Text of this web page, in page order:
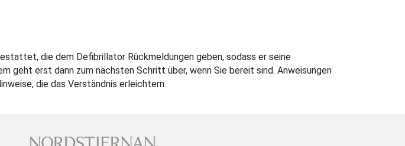
die dem Defibrillator Rückmeldungen geben, sodass er seine
geht erst dann zum nächsten Schritt über, wenn Sie bereit sind. Anweisungen
die das Verständnis erleichtern.